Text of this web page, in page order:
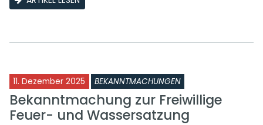
11. Dezember 2025 BEKANNTMACHUNGEN
Bekanntmachung zur Freiwillige
Feuer- und Wassersatzung